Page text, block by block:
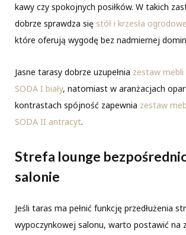
kawy czy spokojnych posiłków. W takich
dobrze sprawdza się stół i krzesła
które oferują wygodę bez nadmiernej
Jasne tarasy dobrze uzupełnia zestaw
SODA I biały, natomiast w aranżacjach
kontrastach spójność zapewnia zestaw
SODA II antracyt.
Strefa lounge
salonie
Jeśli taras ma pełnić funkcję przedłużenia
wypoczynkowej salonu, warto postawić na